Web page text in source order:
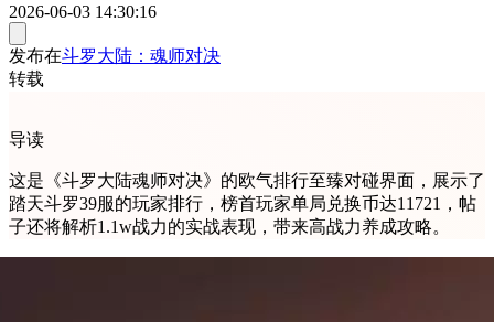
2026-06-03 14:30:16
发布在斗罗大陆：魂师对决
转载
导读
这是《斗罗大陆魂师对决》的欧气排行至臻对碰界面，展示了
踏天斗罗39服的玩家排行，榜首玩家单局兑换币达11721，帖
子还将解析1.1w战力的实战表现，带来高战力养成攻略。